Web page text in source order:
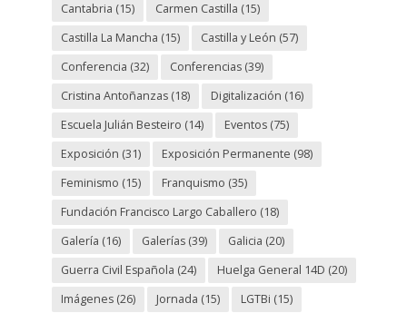
Cantabria (15) Carmen Castilla (15)
Castilla La Mancha (15) Castilla y León (57)
Conferencia (32) Conferencias(39)
Cristina Antoñanzas(18) Digitalización (16)
Escuela Julián Besteiro (14) Eventos(75)
Exposición (31) Exposición Permanente (98)
Feminismo (15) Franquismo (35)
Fundación Francisco Largo Caballero (18)
Galería (16) Galerías(39) Galicia (20)
Guerra Civil Española (24) Huelga General 14D (20)
Imágenes(26) Jornada (15) LGTBi (15)